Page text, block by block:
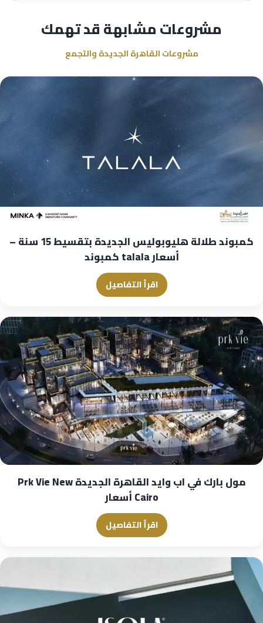
مشروعات مشابهة قد تهمك
مشروعات القاهرة الجديدة والتجمع
كمبوند طلالة هليوبوليس الجديدة بتقسيط 15 سنة –
أسعار talala كمبوند
اقرأ التفاصيل
مول بارك في اب وايد القاهرة الجديدة Prk Vie New
Cairo أسعار
اقرأ التفاصيل